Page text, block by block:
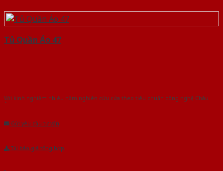
Tủ Quần Áo 47
Với kinh nghiệm nhiêu năm nghiên cứu cửa theo tiêu chuẩn công nghệ Châu
Gửi yêu cầu tư vấn
Tải báo giá tổng hợp